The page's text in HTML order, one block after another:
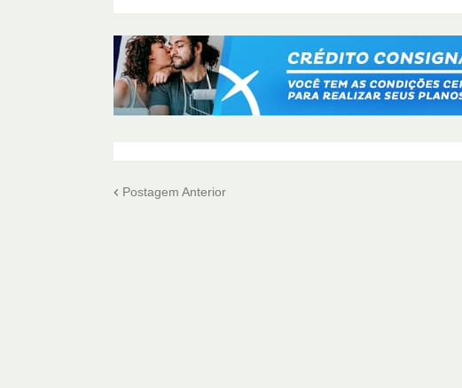
Postagem Anterior